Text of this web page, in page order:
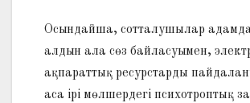
Осындайша, сотталушылар
алдын ала сөз байласуымен,
ақпараттық ресурстарды
аса ірі мөлшердегі психотроптық